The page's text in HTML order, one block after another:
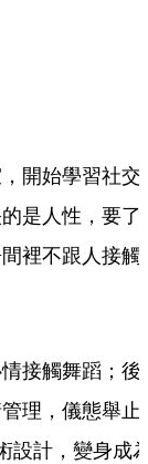
開始學習社交
是人性，要了
裡不跟人接觸
接觸舞蹈；後
理，儀態舉止
設計，變身成